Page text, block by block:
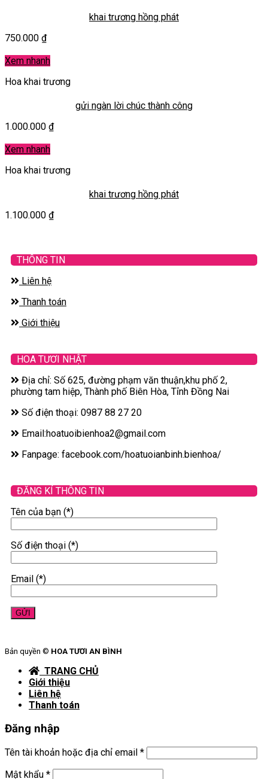
khai trương hồng phát
750.000 ₫
Xem nhanh
Hoa khai trương
gửi ngàn lời chúc thành công
1.000.000 ₫
Xem nhanh
Hoa khai trương
khai trương hồng phát
1.100.000 ₫
THÔNG TIN
Liên hệ
Thanh toán
Giới thiệu
HOA TƯƠI NHẬT
Địa chỉ: Số 625, đường phạm văn thuận,khu phố 2,
phường tam hiệp, Thành phố Biên Hòa, Tỉnh Đồng Nai
Số điện thoại: 0987 88 27 20
Email:hoatuoibienhoa2@gmail.com
Fanpage: facebook.com/hoatuoianbinh.bienhoa/
ĐĂNG KÍ THÔNG TIN
Tên của bạn (*)
Số điện thoại (*)
Email (*)
Bản quyền © HOA TƯƠI AN BÌNH
TRANG CHỦ
Giới thiệu
Liên hệ
Thanh toán
Đăng nhập
Tên tài khoản hoặc địa chỉ email *
Mật khẩu *